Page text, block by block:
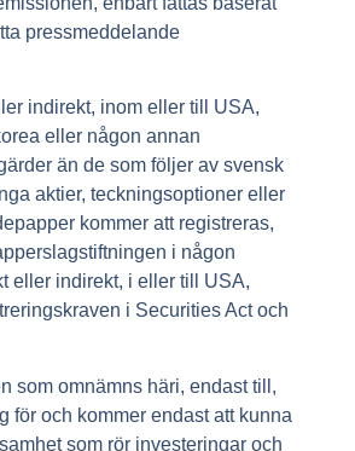
pressmeddelande
indirekt, inom eller till USA,
eller någon annan
än de som följer av svensk
aktier, teckningsoptioner eller
kommer att registreras,
i någon
eller indirekt, i eller till USA,
i Securities Act och
som omnämns häri, endast till,
för och kommer endast att kunna
som rör investeringar och